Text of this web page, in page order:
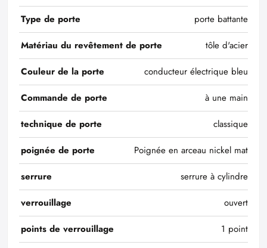
Type de porte
porte battante
Matériau du revêtement de porte
tôle d'acier
Couleur de la porte
conducteur électrique bleu
Commande de porte
à une main
technique de porte
classique
poignée de porte
Poignée en arceau nickel mat
serrure
serrure à cylindre
verrouillage
ouvert
points de verrouillage
1 point